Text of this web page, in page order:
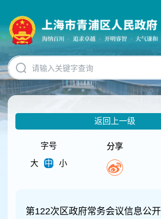
碍
操
明
跳
转
到
网
返回上一级
字号
大
中 小
分享
第122次区政府常务会议信息公开